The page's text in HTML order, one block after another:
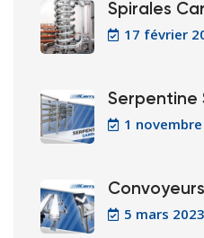
Spirales
17 février
Serpentine
1
5 mars 2023